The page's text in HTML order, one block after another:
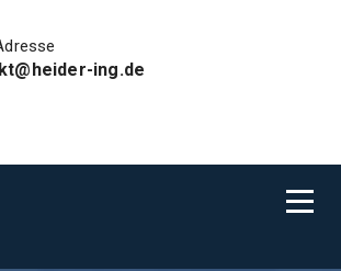
ing.de